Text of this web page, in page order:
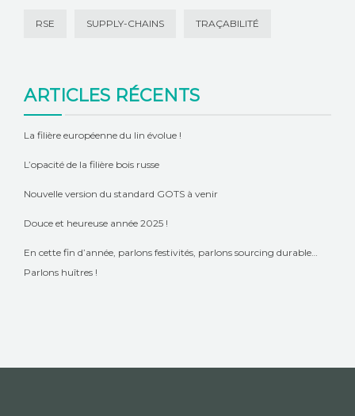
RSE SUPPLY-CHAINS TRAÇABILITÉ
ARTICLES RÉCENTS
La filière européenne du lin évolue !
L’opacité de la filière bois russe
Nouvelle version du standard GOTS à venir
Douce et heureuse année 2025 !
En cette fin d’année, parlons festivités, parlons sourcing durable…
Parlons huîtres !